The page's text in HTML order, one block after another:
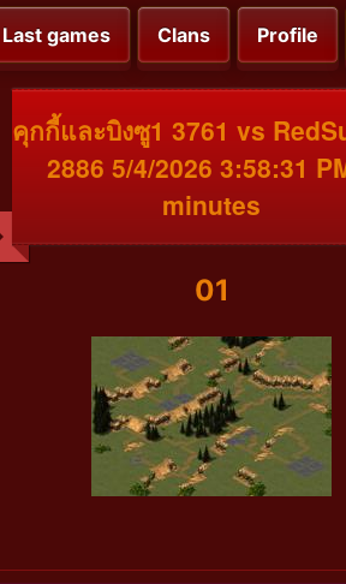
Last games Clans Profile
คุกกี้และบิงซู1 3761 vs
2886 5/4/2026 3:58:31
minutes
01